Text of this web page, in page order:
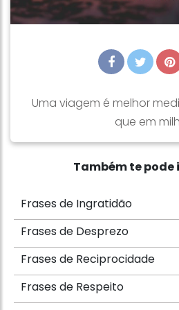
Uma viagem é melhor
que em
Também te pode
Frases de Ingratidão
Frases de Desprezo
Frases de Reciprocidade
Frases de Respeito